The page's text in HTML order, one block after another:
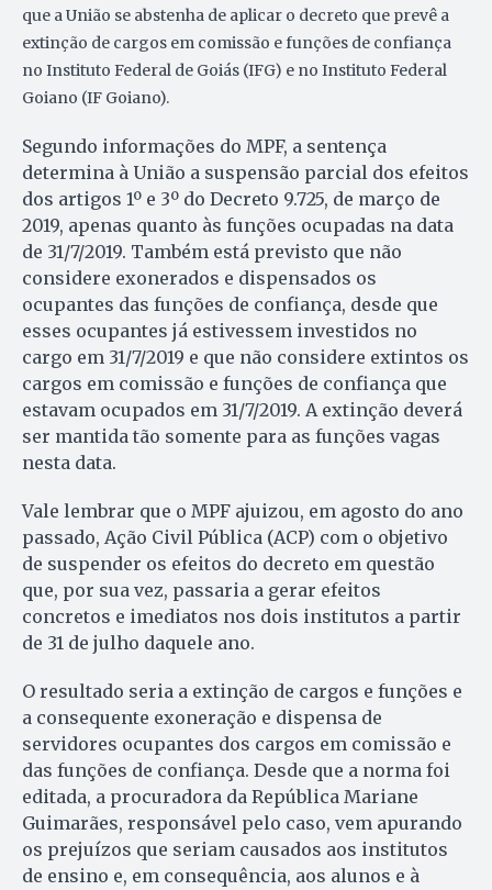
que a União se abstenha de aplicar o decreto que prevê a
extinção de cargos em comissão e funções de confiança
no Instituto Federal de Goiás (IFG) e no Instituto Federal
Goiano (IF Goiano).
Segundo informações do MPF, a sentença
determina à União a suspensão parcial dos efeitos
dos artigos 1º e 3º do Decreto 9.725, de março de
2019, apenas quanto às funções ocupadas na data
de 31/7/2019. Também está previsto que não
considere exonerados e dispensados os
ocupantes das funções de confiança, desde que
esses ocupantes já estivessem investidos no
cargo em 31/7/2019 e que não considere extintos os
cargos em comissão e funções de confiança que
estavam ocupados em 31/7/2019. A extinção deverá
ser mantida tão somente para as funções vagas
nesta data.
Vale lembrar que o MPF ajuizou, em agosto do ano
passado, Ação Civil Pública (ACP) com o objetivo
de suspender os efeitos do decreto em questão
que, por sua vez, passaria a gerar efeitos
concretos e imediatos nos dois institutos a partir
de 31 de julho daquele ano.
O resultado seria a extinção de cargos e funções e
a consequente exoneração e dispensa de
servidores ocupantes dos cargos em comissão e
das funções de confiança. Desde que a norma foi
editada, a procuradora da República Mariane
Guimarães, responsável pelo caso, vem apurando
os prejuízos que seriam causados aos institutos
de ensino e, em consequência, aos alunos e à